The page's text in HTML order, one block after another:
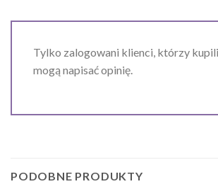
Tylko zalogowani klienci, którzy
mogą napisać opinię.
PODOBNE PRODUKTY